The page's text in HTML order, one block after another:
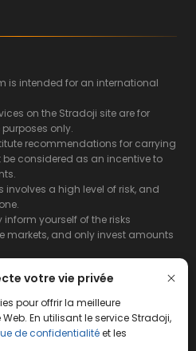
votre vie privée
pour offrir la meilleure
En utilisant le service Stradoji,
de confidentialitéet les
is intended for an international
on the Stradoji site are for
only.
recommendations for carrying
considered as an incentive to
a high level of risk, and
yourself of the risks
markets, and only invest amounts
the results or the
on the information contained on
and its publishing company
use that may be made of this
that may result therefrom.